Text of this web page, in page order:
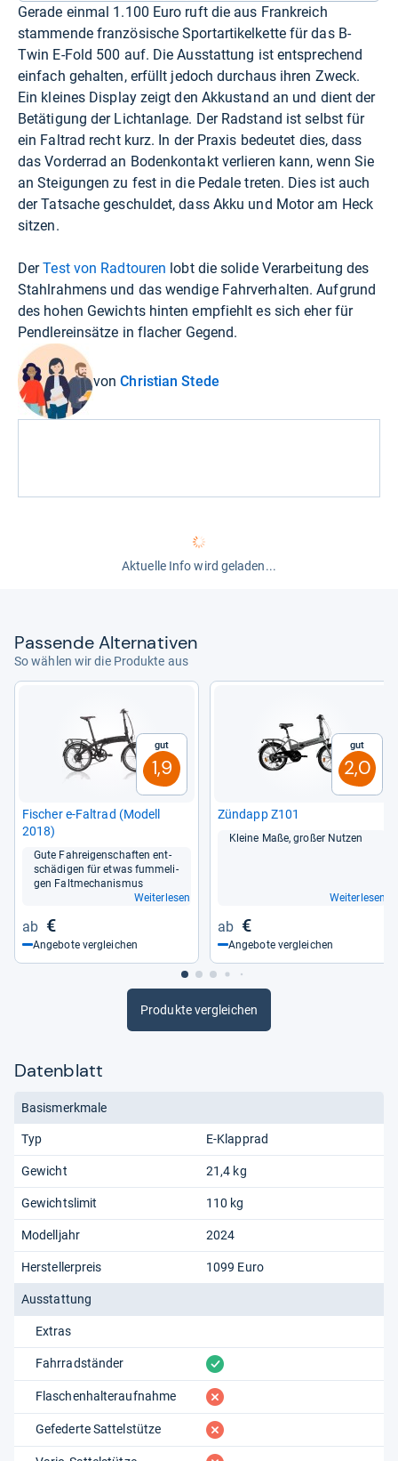
Gerade einmal 1.100 Euro ruft die aus Frankreich
stammende französische Sportartikelkette für das B-
Twin E-Fold 500 auf. Die Ausstattung ist entsprechend
einfach gehalten, erfüllt jedoch durchaus ihren Zweck.
Ein kleines Display zeigt den Akkustand an und dient der
Betätigung der Lichtanlage. Der Radstand ist selbst für
ein Faltrad recht kurz. In der Praxis bedeutet dies, dass
das Vorderrad an Bodenkontakt verlieren kann, wenn Sie
an Steigungen zu fest in die Pedale treten. Dies ist auch
der Tatsache geschuldet, dass Akku und Motor am Heck
sitzen.
DerTest von Radtouren lobt die solide Verarbeitung des
Stahlrahmens und das wendige Fahrverhalten. Aufgrund
des hohen Gewichts hinten empfiehlt es sich eher für
Pendlereinsätze in flacher Gegend.
vonChristian Stede
Aktuelle Info wird geladen...
Pas­sende Alter­na­ti­ven
So wählen wir die Produkte aus
Gut
1,9
Fischer e-​Fal­trad (Modell
2018)
Gute Fahrei­gen­schaf­ten ent­
schä­di­gen für etwas fum­me­li­
gen Falt­me­cha­nis­mus
Weiterlesen
€
Angebote vergleichen
Gut
2,0
Zünd­app Z101
Kleine Maße, großer Nut­zen
Weiterlesen
€
Angebote vergleichen
Produkte vergleichen
Datenblatt
Basismerkmale
Typ E-Klapprad
Gewicht 21,4 kg
Gewichtslimit 110 kg
Modelljahr 2024
Herstellerpreis 1099 Euro
Ausstattung
Extras
Fahrradständer vorhanden
Flaschenhalteraufnahme fehlt
Gefederte Sattelstütze fehlt